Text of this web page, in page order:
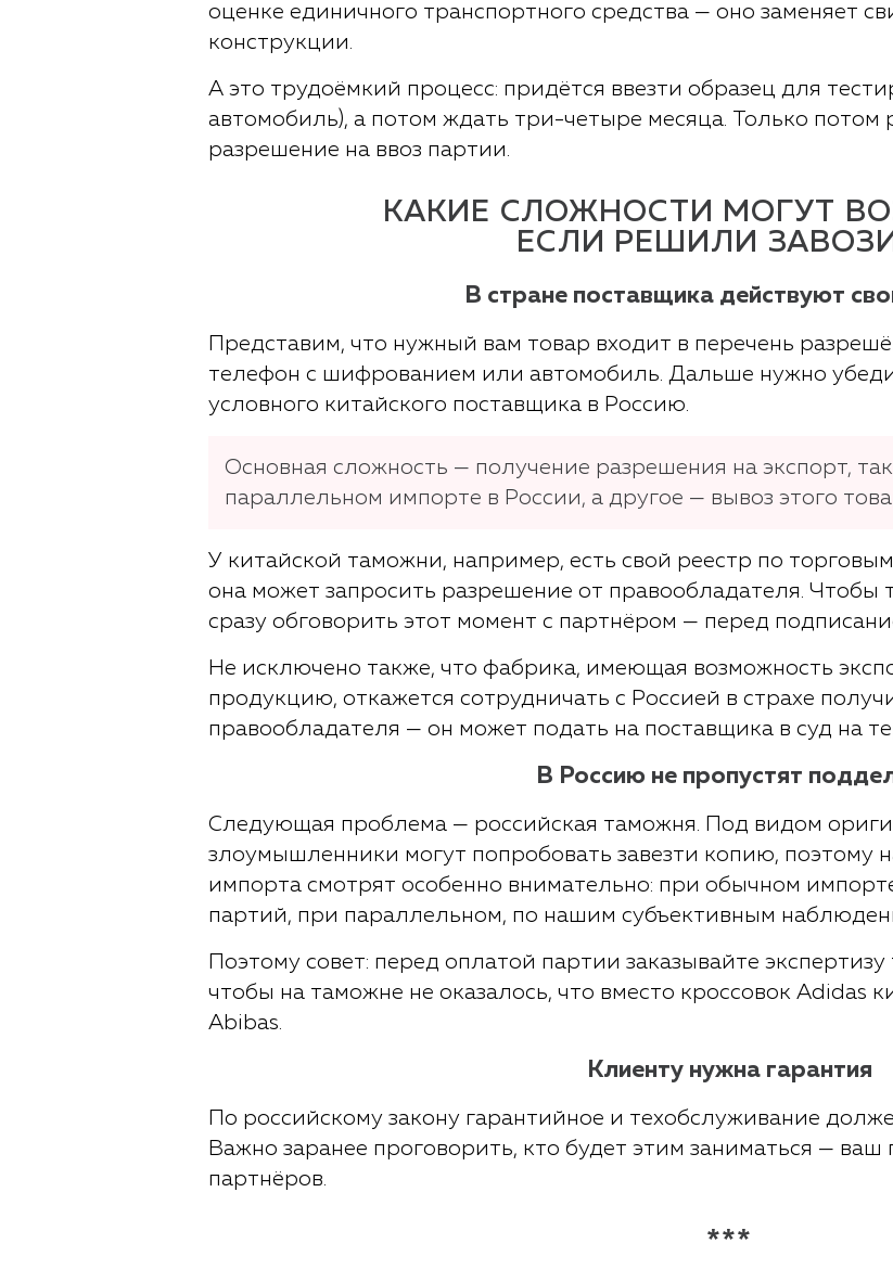
оценке единичного транспортного средства — оно заменяет
конструкции.
А это трудоёмкий процесс: придётся ввезти образец для
автомобиль), а потом ждать три-четыре месяца. Только потом
разрешение на ввоз партии.
КАКИЕ СЛОЖНОСТИ МОГУТ
ЕСЛИ РЕШИЛИ
В стране поставщика действуют
Представим, что нужный вам товар входит в перечень
телефон с шифрованием или автомобиль. Дальше нужно
условного китайского поставщика в Россию.
Основная сложность — получение разрешения на экспорт,
параллельном импорте в России, а другое — вывоз этого
У китайской таможни, например, есть свой реестр по
она может запросить разрешение от правообладателя. Чтобы
сразу обговорить этот момент с партнёром — перед
Не исключено также, что фабрика, имеющая возможность
продукцию, откажется сотрудничать с Россией в страхе
правообладателя — он может подать на поставщика в суд на
В Россию не пропустят
Следующая проблема — российская таможня. Под видом
злоумышленники могут попробовать завезти копию, поэтому
импорта смотрят особенно внимательно: при обычном
партий, при параллельном, по нашим субъективным
Поэтому совет: перед оплатой партии заказывайте
чтобы на таможне не оказалось, что вместо кроссовок Adidas
Abibas.
Клиенту нужна гарантия
По российскому закону гарантийное и техобслуживание
Важно заранее проговорить, кто будет этим заниматься —
партнёров.
***